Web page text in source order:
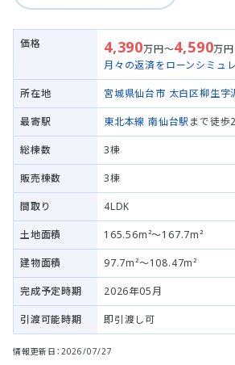
価格 4,390万円～4,590万円
月々の返済をローンシミュ
所在地 宮城県仙台市 太白区柳生字
最寄駅 東北本線 南仙台駅 まで徒歩
総棟数 3棟
販売棟数 3棟
間取り 4LDK
土地面積 165.56m²～167.7m²
建物面積 97.7m²～108.47m²
完成予定時期 2026年05月
引渡可能時期 即引渡し可
情報更新日：2026/07/27